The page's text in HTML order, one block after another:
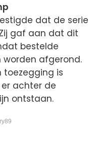
dat de serie
gaf aan dat dit
bestelde
afgerond.
toezegging is
achter de
ontstaan.